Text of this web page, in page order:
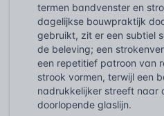
termen bandvenster en
dagelijkse bouwpraktijk
gebruikt, zit er een subtiel
de beleving; een
een repetitief patroon van
strook vormen, terwijl een
nadrukkelijker streeft naar
doorlopende glaslijn.